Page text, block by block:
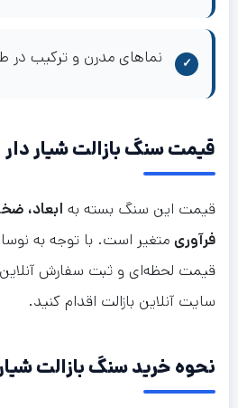
نماهای مدرن و ترکیب در
قیمت سنگ بازالت شیار دار
قیمت این سنگ بسته به ابعاد،
فرآوری متغیر است. با توجه به
قیمت لحظه‌ای و ثبت سفارش آنلاین
سایت آنلاین بازالت اقدام کنید.
نحوه خرید سنگ بازالت